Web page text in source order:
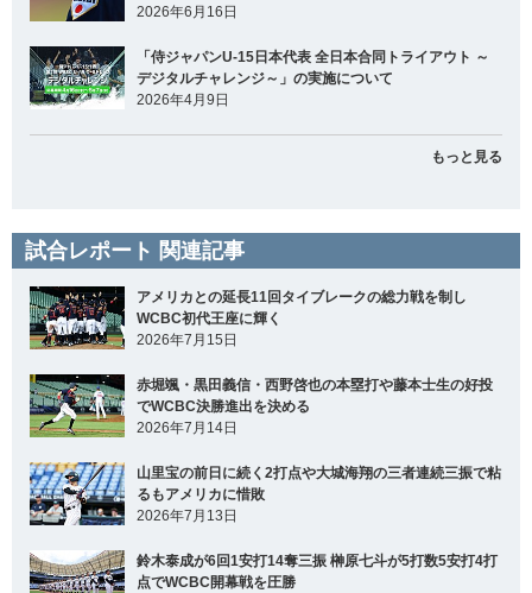
2026年6月16日
「侍ジャパンU-15日本代表 全日本合同トライアウト ～
デジタルチャレンジ～」の実施について
2026年4月9日
もっと見る
試合レポート 関連記事
アメリカとの延長11回タイブレークの総力戦を制し
WCBC初代王座に輝く
2026年7月15日
赤堀颯・黒田義信・西野啓也の本塁打や藤本士生の好投
でWCBC決勝進出を決める
2026年7月14日
山里宝の前日に続く2打点や大城海翔の三者連続三振で粘
るもアメリカに惜敗
2026年7月13日
鈴木泰成が6回1安打14奪三振 榊原七斗が5打数5安打4打
点でWCBC開幕戦を圧勝